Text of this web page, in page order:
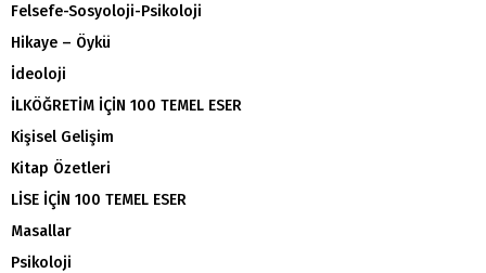
Felsefe-Sosyoloji-Psikoloji
Hikaye – Öykü
İdeoloji
İLKÖĞRETİM İÇİN 100 TEMEL ESER
Kişisel Gelişim
Kitap Özetleri
LİSE İÇİN 100 TEMEL ESER
Masallar
Psikoloji